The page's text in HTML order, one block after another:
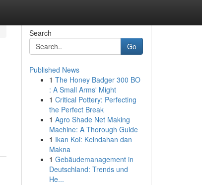
Search
Go
Published News
1 The Honey Badger 300 BO
: A Small Arms' Might
1 Critical Pottery: Perfecting
the Perfect Break
1 Agro Shade Net Making
Machine: A Thorough Guide
1 Ikan Koi: Keindahan dan
Makna
1 Gebäudemanagement in
Deutschland: Trends und
He...